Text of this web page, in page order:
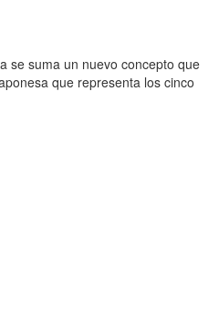
se suma un nuevo concepto que
que representa los cinco